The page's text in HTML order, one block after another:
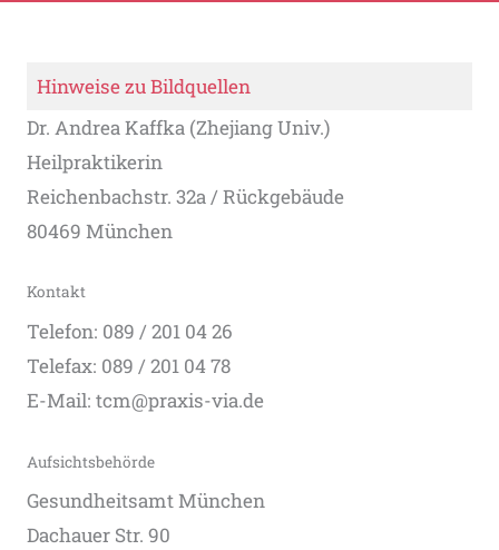
Hinweise zu Bildquellen
Dr. Andrea Kaffka (Zhejiang Univ.)
Heilpraktikerin
Reichenbachstr. 32a / Rückgebäude
80469 München
Kontakt
Telefon: 089 / 201 04 26
Telefax: 089 / 201 04 78
E-Mail: tcm@praxis-via.de
Aufsichtsbehörde
Gesundheitsamt München
Dachauer Str. 90